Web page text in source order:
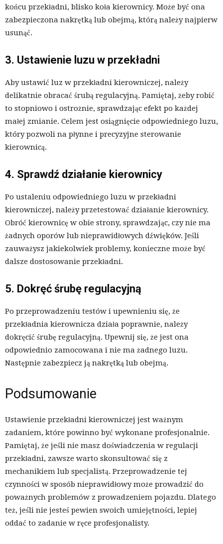
końcu przekładni, blisko koła kierownicy. Może być ona
zabezpieczona nakrętką lub obejmą, którą należy najpierw
usunąć.
3. Ustawienie luzu w przekładni
Aby ustawić luz w przekładni kierowniczej, należy
delikatnie obracać śrubą regulacyjną. Pamiętaj, żeby robić
to stopniowo i ostrożnie, sprawdzając efekt po każdej
małej zmianie. Celem jest osiągnięcie odpowiedniego luzu,
który pozwoli na płynne i precyzyjne sterowanie
kierownicą.
4. Sprawdź działanie kierownicy
Po ustaleniu odpowiedniego luzu w przekładni
kierowniczej, należy przetestować działanie kierownicy.
Obróć kierownicę w obie strony, sprawdzając, czy nie ma
żadnych oporów lub nieprawidłowych dźwięków. Jeśli
zauważysz jakiekolwiek problemy, konieczne może być
dalsze dostosowanie przekładni.
5. Dokręć śrubę regulacyjną
Po przeprowadzeniu testów i upewnieniu się, że
przekładnia kierownicza działa poprawnie, należy
dokręcić śrubę regulacyjną. Upewnij się, że jest ona
odpowiednio zamocowana i nie ma żadnego luzu.
Następnie zabezpiecz ją nakrętką lub obejmą.
Podsumowanie
Ustawienie przekładni kierowniczej jest ważnym
zadaniem, które powinno być wykonane profesjonalnie.
Pamiętaj, że jeśli nie masz doświadczenia w regulacji
przekładni, zawsze warto skonsultować się z
mechanikiem lub specjalistą. Przeprowadzenie tej
czynności w sposób nieprawidłowy może prowadzić do
poważnych problemów z prowadzeniem pojazdu. Dlatego
też, jeśli nie jesteś pewien swoich umiejętności, lepiej
oddać to zadanie w ręce profesjonalisty.